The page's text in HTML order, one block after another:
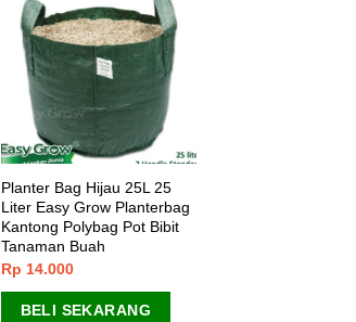
Planter Bag Hijau 25L 25
Liter Easy Grow Planterbag
Kantong Polybag Pot Bibit
Tanaman Buah
Rp 14.000
BELI SEKARANG